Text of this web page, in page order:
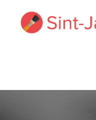
content